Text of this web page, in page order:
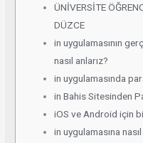
ÜNİVERSİTE
DÜZCE
in uygulamasının
nasıl anlarız?
in uygulamasında
in Bahis Sitesinden
iOS ve Android için
in uygulamasına